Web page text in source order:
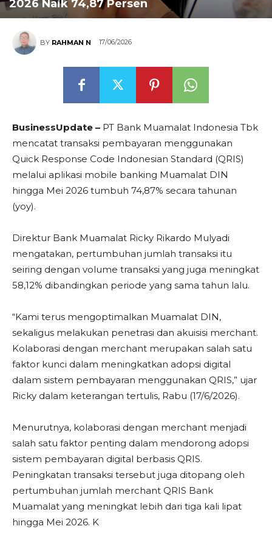
2026 Naik 74,87 Persen
BY RAHMAN N 17/06/2026
BusinessUpdate – PT Bank Muamalat Indonesia Tbk
mencatat transaksi pembayaran menggunakan
Quick Response Code Indonesian Standard (QRIS)
melalui aplikasi mobile banking Muamalat DIN
hingga Mei 2026 tumbuh 74,87% secara tahunan
(yoy).
Direktur Bank Muamalat Ricky Rikardo Mulyadi
mengatakan, pertumbuhan jumlah transaksi itu
seiring dengan volume transaksi yang juga meningkat
58,12% dibandingkan periode yang sama tahun lalu.
“Kami terus mengoptimalkan Muamalat DIN,
sekaligus melakukan penetrasi dan akuisisi merchant.
Kolaborasi dengan merchant merupakan salah satu
faktor kunci dalam meningkatkan adopsi digital
dalam sistem pembayaran menggunakan QRIS,” ujar
Ricky dalam keterangan tertulis, Rabu (17/6/2026).
Menurutnya, kolaborasi dengan merchant menjadi
salah satu faktor penting dalam mendorong adopsi
sistem pembayaran digital berbasis QRIS.
Peningkatan transaksi tersebut juga ditopang oleh
pertumbuhan jumlah merchant QRIS Bank
Muamalat yang meningkat lebih dari tiga kali lipat
hingga Mei 2026. K